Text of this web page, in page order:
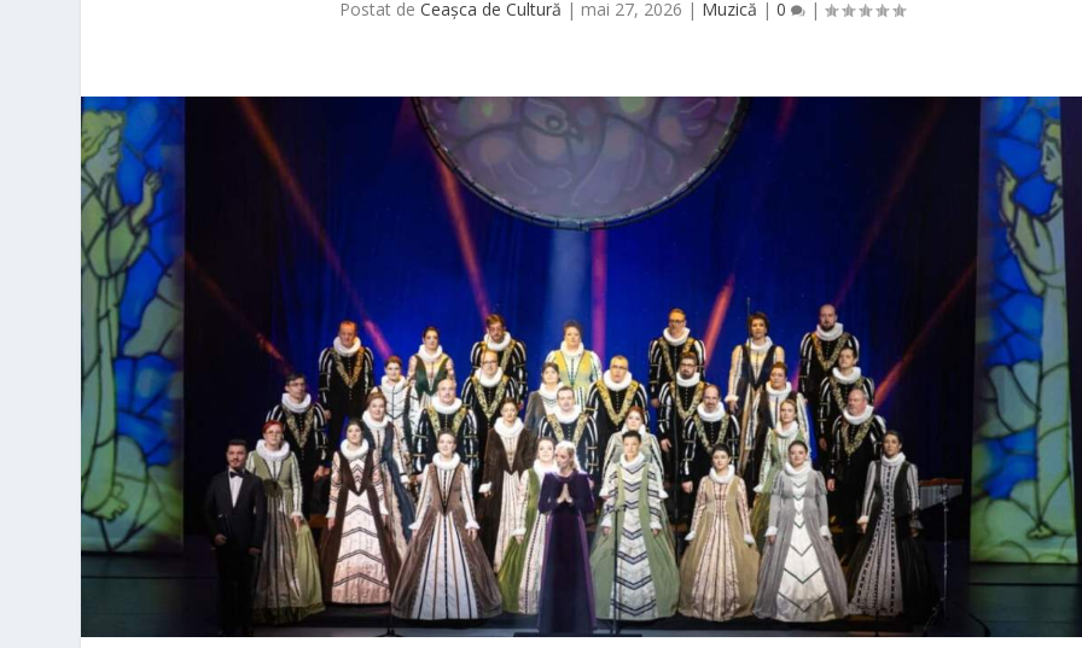
Postat de Ceașca de Cultură | mai 27, 2026 | Muzică | 0 |